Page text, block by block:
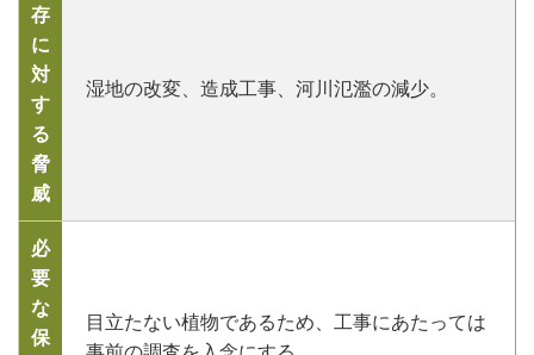
存
に
対
す
る
脅
威
湿地の改変、造成工事、河川氾濫の減少。
必
要
な
保
目立たない植物であるため、工事にあたっては